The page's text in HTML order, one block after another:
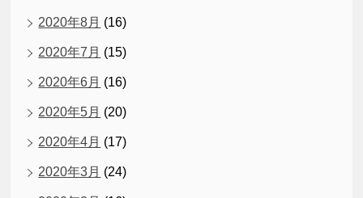
2020年8月 (16)
2020年7月 (15)
2020年6月 (16)
2020年5月 (20)
2020年4月 (17)
2020年3月 (24)